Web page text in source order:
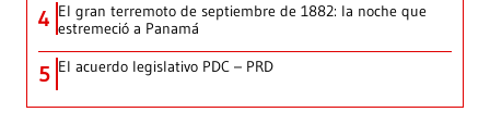
4 El gran terremoto de septiembre de 1882: la noche que
estremeció a Panamá
5 El acuerdo legislativo PDC – PRD